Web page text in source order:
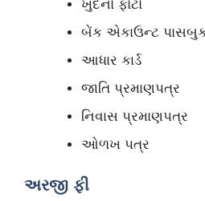
ખુદનો ફોટો
બેંક એકાઉન્ટ
આધાર કાર્ડ
જાતિ પ્રમાણપત્ર
નિવાસ પ્રમાણપત્ર
ઓળખ પત્ર
અરજી ફી